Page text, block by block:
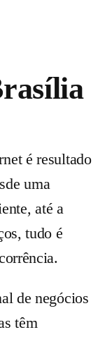
é resultado
uma
até a
tudo é
de negócios
têm